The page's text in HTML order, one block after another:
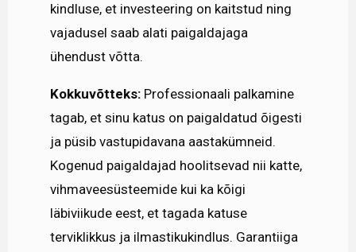
kindluse, et investeering on kaitstud ning
vajadusel saab alati paigaldajaga
ühendust võtta.
Kokkuvõtteks:Professionaali palkamine
tagab, et sinu katus on paigaldatud õigesti
ja püsib vastupidavana aastakümneid.
Kogenud paigaldajad hoolitsevad nii katte,
vihmaveesüsteemide kui ka kõigi
läbiviikude eest, et tagada katuse
terviklikkus ja ilmastikukindlus. Garantiiga